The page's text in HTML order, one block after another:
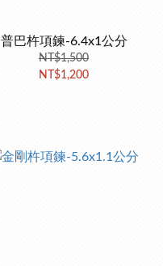
普巴杵項鍊-6.4x1公分
NT$1,500
NT$1,200